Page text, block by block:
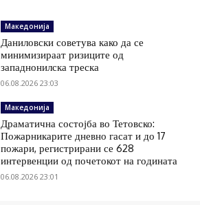
Македонија
Даниловски советува како да се
минимизираат ризиците од
западнонилска треска
06.08.2026 23:03
Македонија
Драматична состојба во Тетовско:
Пожарникарите дневно гасат и до 17
пожари, регистрирани се 628
интервенции од почетокот на годината
06.08.2026 23:01